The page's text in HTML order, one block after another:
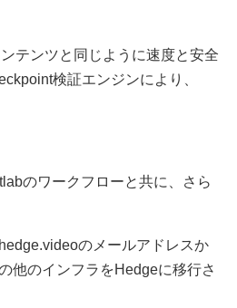
テンツと同じように速度と安全
検証エンジンにより、
のワークフローと共に、さら
のメールアドレスか
他のインフラをHedgeに移行さ